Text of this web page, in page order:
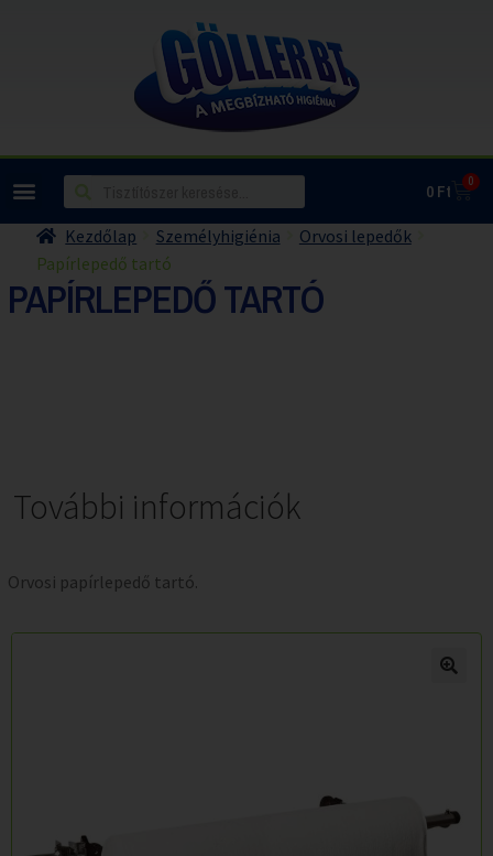
0Ft 0
Kezdőlap Személyhigiénia
Orvosi lepedők
Papírlepedő tartó
PAPÍRLEPEDŐ TARTÓ
További információk
Orvosi papírlepedő tartó.